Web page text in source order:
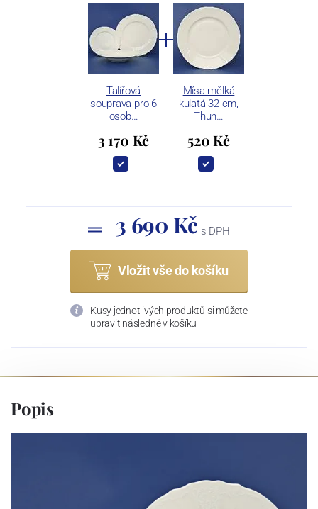
Talířová
souprava pro 6
osob…
3 170 Kč
Mísa mělká
kulatá 32 cm,
Thun…
520 Kč
3 690 Kč s DPH
Vložit vše do košíku
Kusy jednotlivých produktů si můžete
upravit následně v košíku
Popis